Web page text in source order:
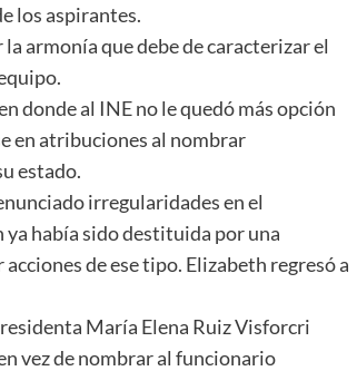
los aspirantes.
armonía que debe de caracterizar el
donde al INE no le quedó más opción
en atribuciones al nombrar
estado.
irregularidades en el
ya había sido destituida por una
de ese tipo. Elizabeth regresó a
María Elena Ruiz Visforcri
vez de nombrar al funcionario